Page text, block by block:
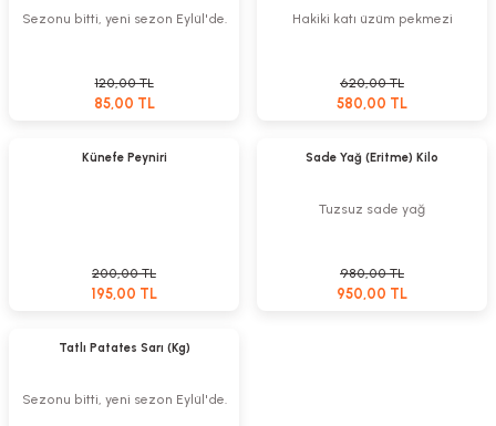
Sezonu bitti, yeni sezon Eylül'de.
120,00 TL
85,00 TL
Hakiki katı üzüm pekmezi
620,00 TL
580,00 TL
Künefe Peyniri
200,00 TL
195,00 TL
Sade Yağ (Eritme) Kilo
Tuzsuz sade yağ
980,00 TL
950,00 TL
Tatlı Patates Sarı (Kg)
Sezonu bitti, yeni sezon Eylül'de.